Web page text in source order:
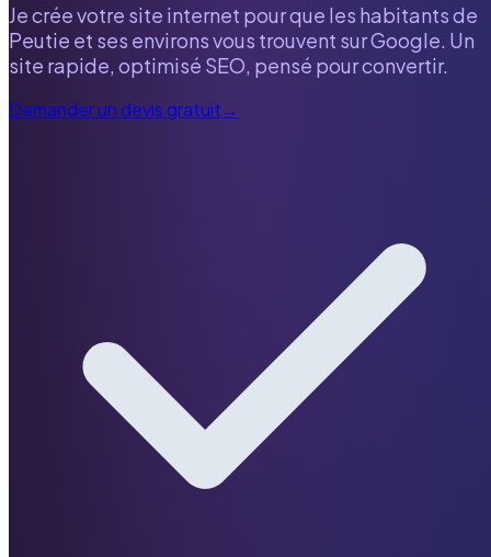
Je crée votre site internet pour que les habitants de
Peutie et ses environs vous trouvent sur Google. Un
site rapide, optimisé SEO, pensé pour convertir.
Demander un devis gratuit→